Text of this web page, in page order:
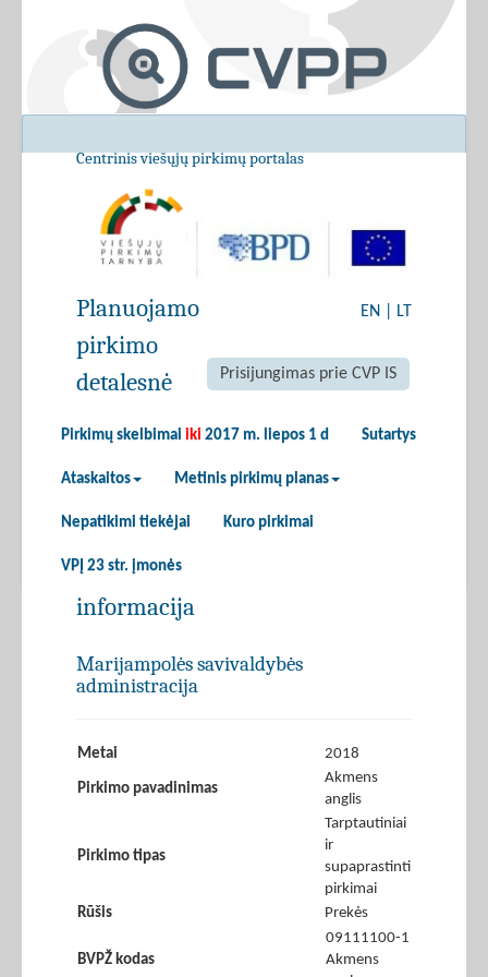
Centrinis viešųjų pirkimų portalas
EN LT
Prisijungimas prie CVP IS
Pirkimų skelbimai iki 2017 m. liepos 1 d Sutartys
Ataskaitos Metinis pirkimų planas
Nepatikimi tiekėjai Kuro pirkimai
VPĮ 23 str. įmonės
Planuojamo
pirkimo
detalesnė
informacija
Marijampolės savivaldybės
administracija
Metai 2018
Pirkimo pavadinimas
Akmens
anglis
Pirkimo tipas
Tarptautiniai
ir
supaprastinti
pirkimai
Rūšis
Prekės
BVPŽ kodas
09111100-1
Akmens